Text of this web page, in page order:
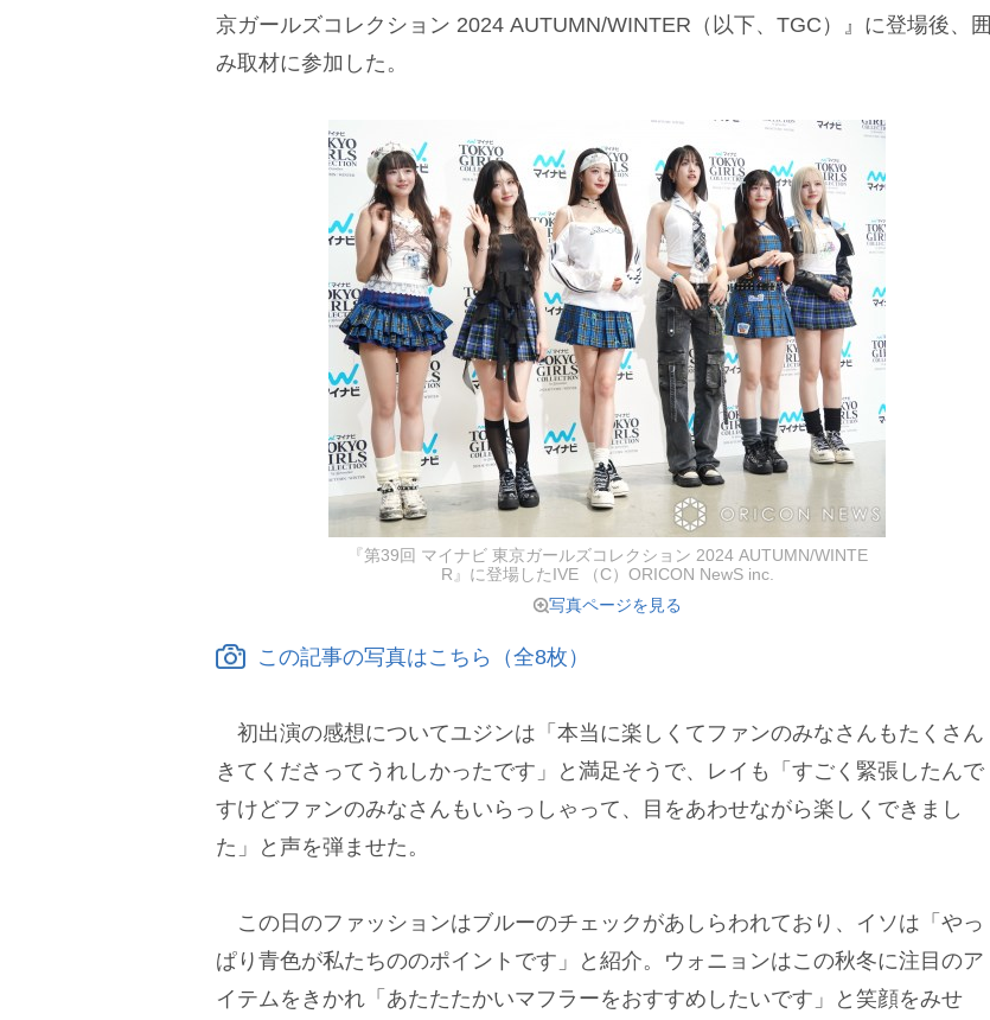
京ガールズコレクション 2024 AUTUMN/WINTER（以下、TGC）』に登場後、囲
み取材に参加した。
『第39回 マイナビ 東京ガールズコレクション 2024 AUTUMN/WINTE
R』に登場したIVE （C）ORICON NewS inc.
写真ページを見る
この記事の写真はこちら（全8枚）
初出演の感想についてユジンは「本当に楽しくてファンのみなさんもたくさん
きてくださってうれしかったです」と満足そうで、レイも「すごく緊張したんで
すけどファンのみなさんもいらっしゃって、目をあわせながら楽しくできまし
た」と声を弾ませた。
この日のファッションはブルーのチェックがあしらわれており、イソは「やっ
ぱり青色が私たちののポイントです」と紹介。ウォニョンはこの秋冬に注目のア
イテムをきかれ「あたたたかいマフラーをおすすめしたいです」と笑顔をみせ